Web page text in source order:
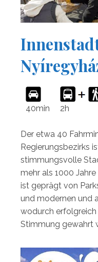
40min 2h
Der etwa 40
Regierungsbezirks
stimmungsvolle
mehr als 1000
ist geprägt von
und modernen und
wodurch
Stimmung gewahrt